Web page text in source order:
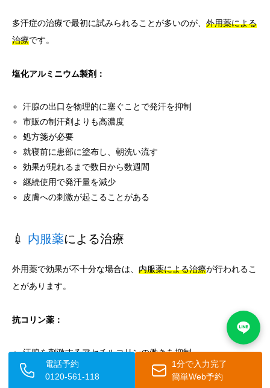
多汗症の治療で最初に試みられることが多いのが、 外用薬による
治療です。
塩化アルミニウム製剤：
汗腺の出口を物理的に塞ぐことで発汗を抑制
市販の制汗剤よりも高濃度
処方箋が必要
就寝前に患部に塗布し、朝洗い流す
効果が現れるまで数日から数週間
継続使用で発汗量を減少
皮膚への刺激が起こることがある
💉 内服薬による治療
外用薬で効果が不十分な場合は、 内服薬による治療が行われるこ
とがあります。
抗コリン薬：
汗腺を刺激するアセチルコリンの働きを抑制
プロバンサイン（プロパンテリン）など
効果は高い
電話予約
0120-561-118
1分で入力完了
簡単Web予約